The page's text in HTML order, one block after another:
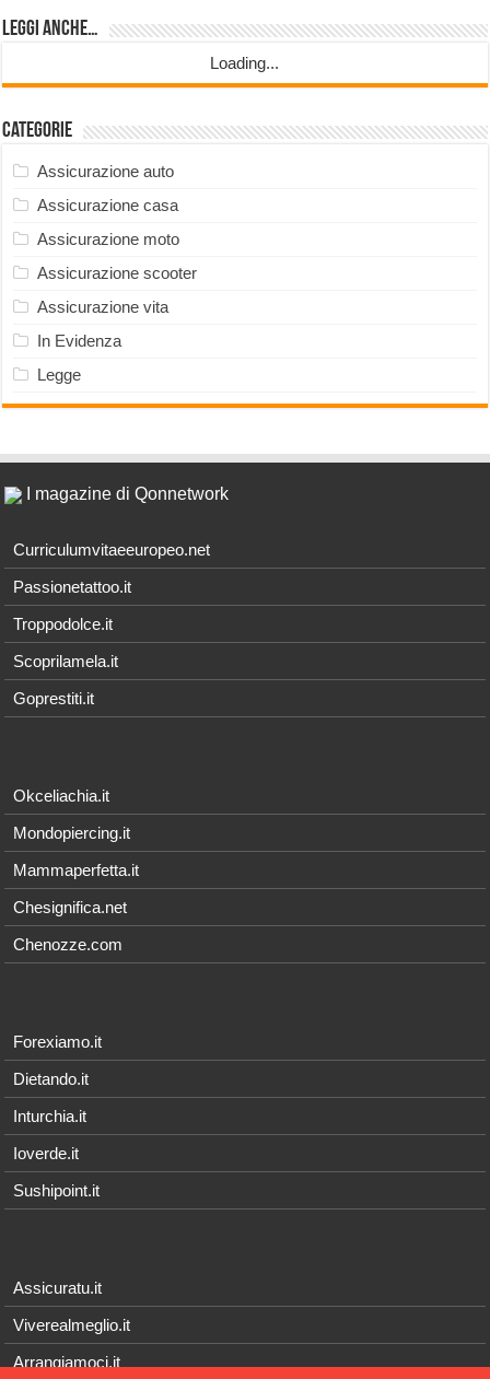
Leggi anche…
Loading...
Categorie
Assicurazione auto
Assicurazione casa
Assicurazione moto
Assicurazione scooter
Assicurazione vita
In Evidenza
Legge
I magazine di Qonnetwork
Curriculumvitaeeuropeo.net
Passionetattoo.it
Troppodolce.it
Scoprilamela.it
Goprestiti.it
Okceliachia.it
Mondopiercing.it
Mammaperfetta.it
Chesignifica.net
Chenozze.com
Forexiamo.it
Dietando.it
Inturchia.it
Ioverde.it
Sushipoint.it
Assicuratu.it
Viverealmeglio.it
Arrangiamoci.it